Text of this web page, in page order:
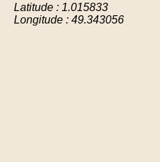
Latitude : 1.015833
Longitude : 49.343056